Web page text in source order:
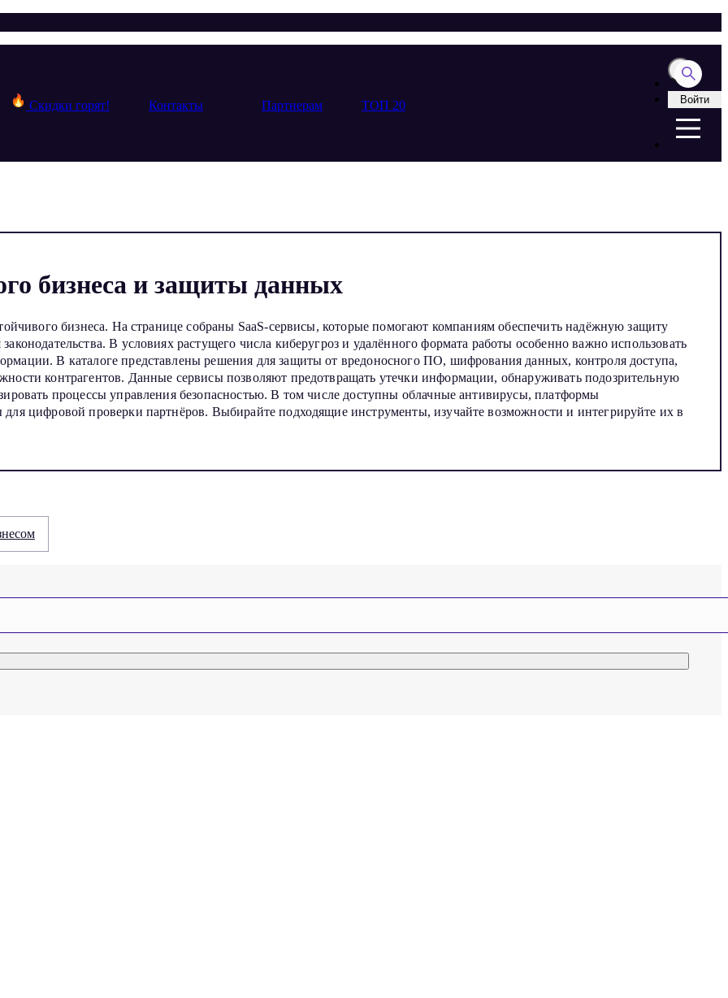
Скидки горят! Контакты Партнерам ТОП 20 Войти
бизнеса и защиты данных
бизнеса. На странице собраны SaaS-сервисы, которые помогают компаниям обеспечить надёжную защиту
В условиях растущего числа киберугроз и удалённого формата работы особенно важно использовать
В каталоге представлены решения для защиты от вредоносного ПО, шифрования данных, контроля доступа,
контрагентов. Данные сервисы позволяют предотвращать утечки информации, обнаруживать подозрительную
процессы управления безопасностью. В том числе доступны облачные антивирусы, платформы
цифровой проверки партнёров. Выбирайте подходящие инструменты, изучайте возможности и интегрируйте их в